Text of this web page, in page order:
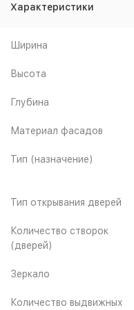
Характеристики
Ширина
Высота
Глубина
Материал фасадов
Тип (назначение)
Тип открывания дверей
Количество створок
(дверей)
Зеркало
Количество выдвижных